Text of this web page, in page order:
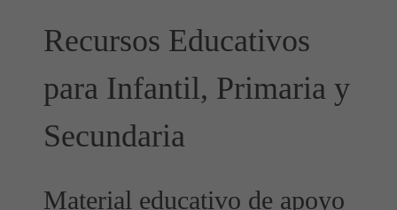
Recursos Educativos
para Infantil, Primaria y
Secundaria
Material educativo de apoyo